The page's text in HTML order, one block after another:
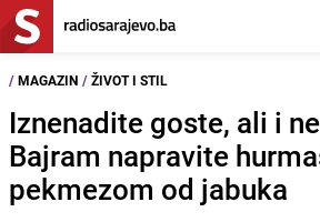
/ MAGAZIN / ŽIVOT I STIL
Iznenadite goste, ali i
Bajram napravite
pekmezom od jabuka